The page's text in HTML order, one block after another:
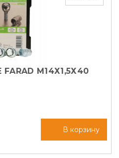
М14Х1,5Х40
В корзину